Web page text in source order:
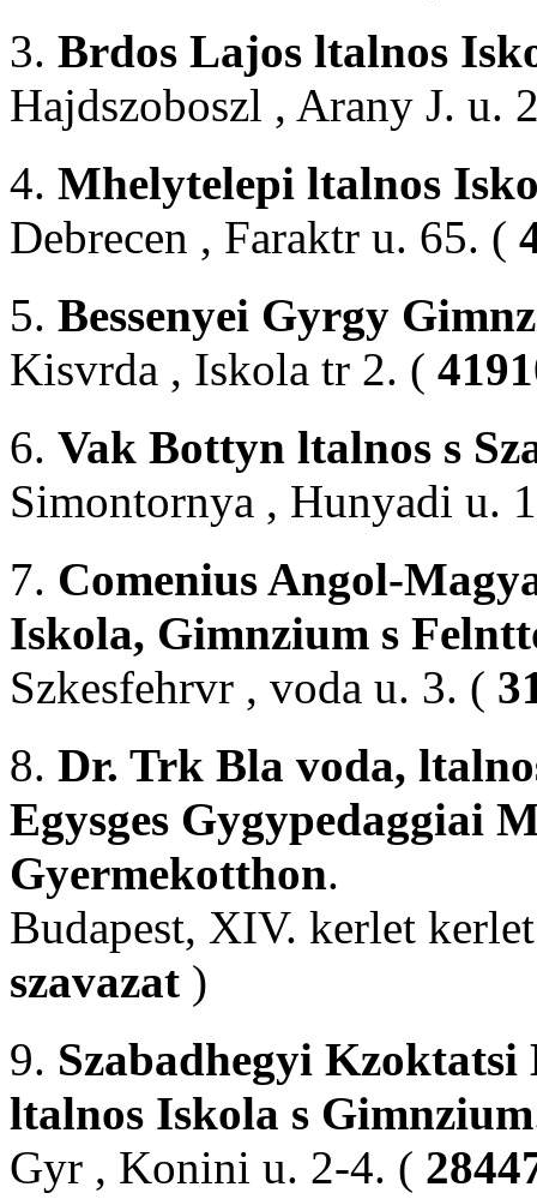
3. Brdos Lajos ltalnos
Hajdszoboszl , Arany J. u.
4. Mhelytelepi ltalnos
Debrecen , Faraktr u. 65. (
5. Bessenyei Gyrgy
Kisvrda , Iskola tr 2. (
6. Vak Bottyn ltalnos s
Simontornya , Hunyadi u.
7. Comenius Angol-
Iskola, Gimnzium s
Szkesfehrvr , voda u. 3. (
8. Dr. Trk Bla voda,
Egysges Gygypedaggiai
Gyermekotthon.
Budapest, XIV. kerlet
szavazat )
9. Szabadhegyi
ltalnos Iskola s Gimnzium
Gyr , Konini u. 2-4. (